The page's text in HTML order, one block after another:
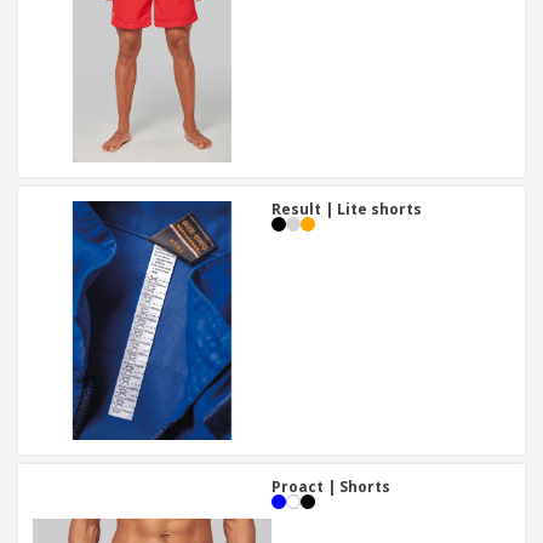
Result | Lite shorts
Proact | Shorts